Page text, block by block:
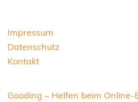
Impressum
Datenschutz
Kontakt
Gooding – Helfen beim Online-